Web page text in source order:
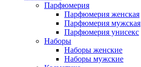
Парфюмерия
Парфюмерия женская
Парфюмерия мужская
Парфюмерия унисекс
Наборы
Наборы женские
Наборы мужские